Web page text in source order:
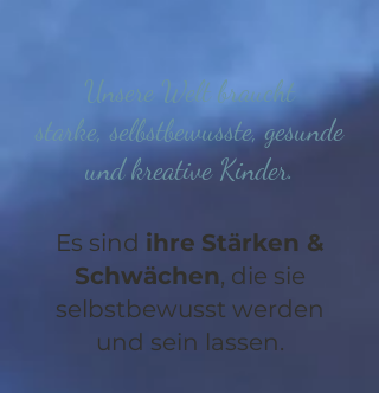
Es sind ihre Stärken &
Schwächen, die sie
selbstbewusst werden
und sein lassen.
Unsere Welt braucht
starke, selbstbewusste, gesunde
und kreative Kinder.